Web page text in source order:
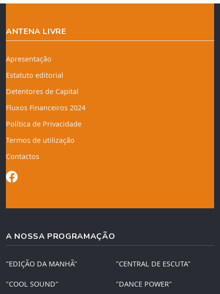
ANTENA LIVRE
Apresentação
Estatuto editorial
Detentores de Capital
Fluxos Financeiros 2024
Política de Privacidade
Termos de utilização
Contactos
A NOSSA PROGRAMAÇÃO
"EDIÇÃO DA MANHÃ" "CENTRAL DE ESCUTA"
"COOL SOUND" "DANCE POWER"